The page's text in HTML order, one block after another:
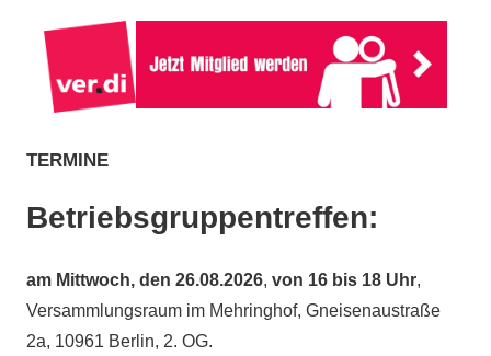
TERMINE
Betriebsgruppentreffen:
am Mittwoch, den 26.08.2026, von 16 bis 18 Uhr,
Versammlungsraum im Mehringhof, Gneisenaustraße
2a, 10961 Berlin, 2. OG.